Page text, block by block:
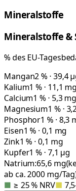
Mineralstoffe
Mineralstoffe &
% des EU-
Mangan2 % · 39,4
Kalium1 % · 11,1 mg
Calcium1 % · 5,3 mg
Magnesium1 % ·
Phosphor1 % · 8,3
Eisen1 % · 0,1 mg
Zink1 % · 0,1 mg
Kupfer1 % · 7,1 µg
Natrium:65,6mg
ab ca. 2000 mg/
■ ≥ 25 % NRV■